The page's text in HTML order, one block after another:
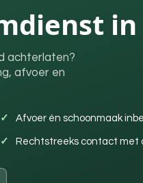
in
achterlaten?
afvoer en
Afvoer én schoonmaak
Rechtstreeks contact met